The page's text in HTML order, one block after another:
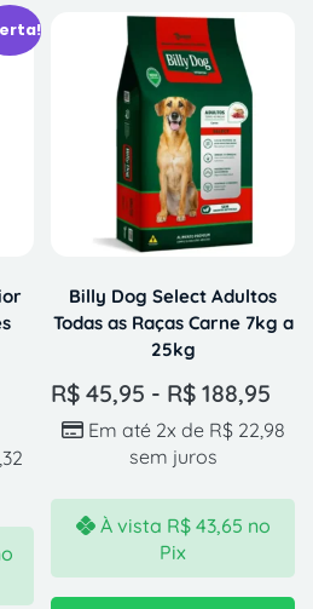
Billy Dog Select Adultos
Todas as Raças Carne 7kg a
25kg
R$ 45,95 - R$ 188,95
Em até 2x de R$22,98
sem juros
À vista R$43,65 no
Pix